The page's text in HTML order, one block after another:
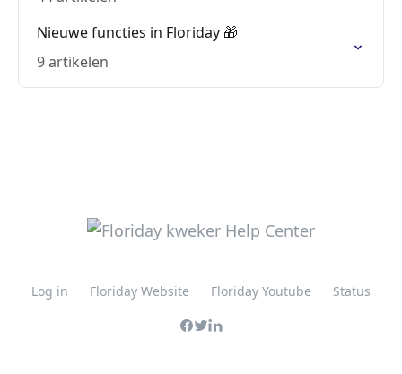
Nieuwe functies in Floriday 🎁
9 artikelen
Log in Floriday Website Floriday Youtube Status